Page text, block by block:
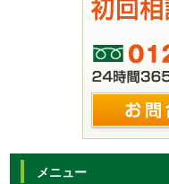
メニュー